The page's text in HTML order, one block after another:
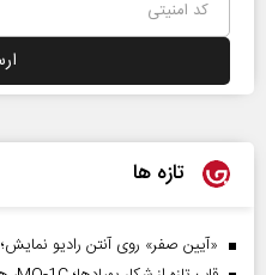
تازه ها
«آیین صفر» روی آنتن رادیو نمایش؛ ۶ روایت از اخلاق و سیره اهل‌بیت(ع)